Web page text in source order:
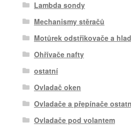
Lambda sondy
Mechanismy stěračů
Motůrek odstřikovače a
Ohřívače nafty
ostatní
Ovladač oken
Ovladače a přepínače
Ovladače pod volantem